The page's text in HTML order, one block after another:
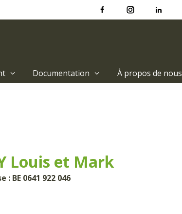
Documentation À propos de nous
Louis et Mark
BE 0641 922 046